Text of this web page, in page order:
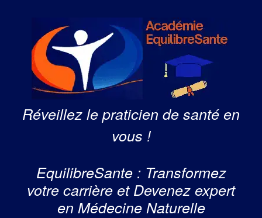
Réveillez le praticien de santé en
vous !
EquilibreSante : Transformez
votre carrière et Devenez expert
en Médecine Naturelle